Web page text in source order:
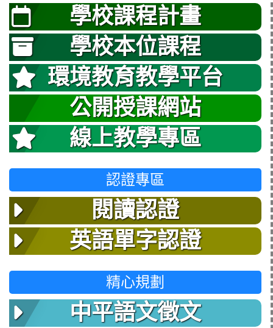
學校課程計畫
學校本位課程
環境教育教學平台
公開授課網站
線上教學專區
認證專區
閱讀認證
英語單字認證
精心規劃
中平語文徵文